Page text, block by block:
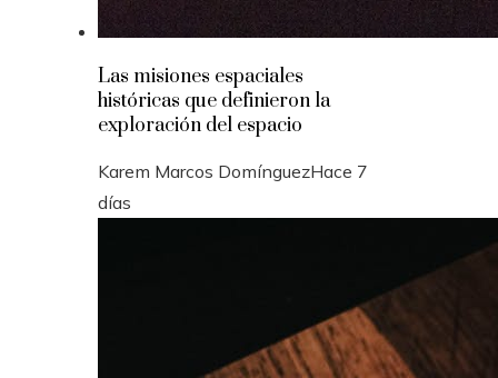
Las misiones espaciales
históricas que definieron la
exploración del espacio
Karem Marcos DomínguezHace 7
días